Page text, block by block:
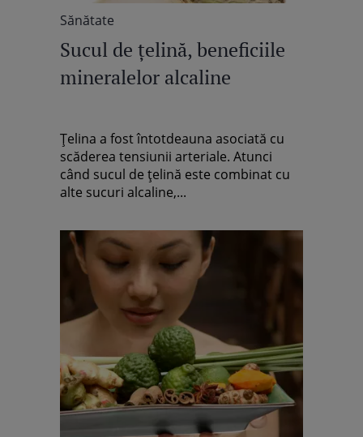
Sănătate
Sucul de ţelină, beneficiile
mineralelor alcaline
Ţelina a fost întotdeauna asociată cu
scăderea tensiunii arteriale. Atunci
când sucul de ţelină este combinat cu
alte sucuri alcaline,...